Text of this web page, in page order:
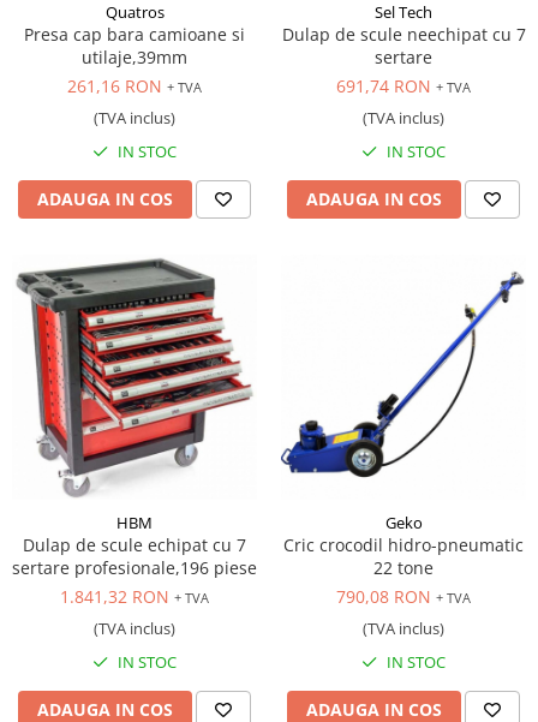
Quatros
Presa cap bara camioane si
utilaje,39mm
261,16 RON + TVA
(TVA inclus)
IN STOC
ADAUGA IN COS
Sel Tech
Dulap de scule neechipat cu 7
sertare
691,74 RON + TVA
(TVA inclus)
IN STOC
ADAUGA IN COS
HBM
Dulap de scule echipat cu 7
sertare profesionale,196 piese
1.841,32 RON + TVA
(TVA inclus)
IN STOC
ADAUGA IN COS
Geko
Cric crocodil hidro-pneumatic
22 tone
790,08 RON + TVA
(TVA inclus)
IN STOC
ADAUGA IN COS